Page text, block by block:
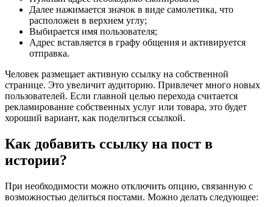
Далее нажимается значок в виде самолетика, что
расположен в верхнем углу;
Выбирается имя пользователя;
Адрес вставляется в графу общения и активируется
отправка.
Человек размещает активную ссылку на собственной
странице. Это увеличит аудиторию. Привлечет много новых
пользователей. Если главной целью перехода считается
рекламирование собственных услуг или товара, это будет
хороший вариант, как поделиться ссылкой.
Как добавить ссылку на пост в
истории?
При необходимости можно отключить опцию, связанную с
возможностью делиться постами. Можно делать следующее: